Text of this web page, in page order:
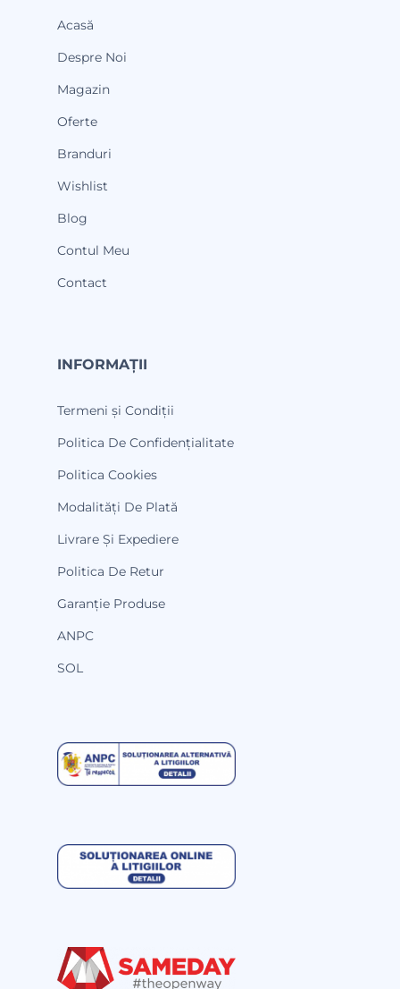
Acasă
Despre Noi
Magazin
Oferte
Branduri
Wishlist
Blog
Contul Meu
Contact
INFORMAȚII
Termeni și Condiții
Politica De Confidențialitate
Politica Cookies
Modalități De Plată
Livrare Și Expediere
Politica De Retur
Garanție Produse
ANPC
SOL